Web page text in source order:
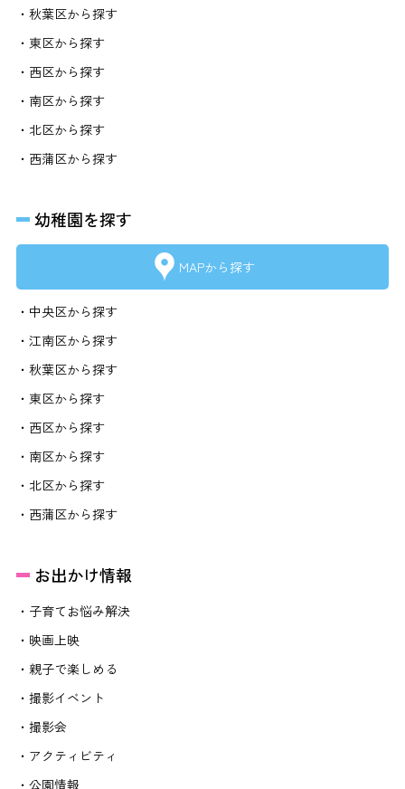
・秋葉区から探す
・東区から探す
・西区から探す
・南区から探す
・北区から探す
・西蒲区から探す
幼稚園を探す
MAPから探す
・中央区から探す
・江南区から探す
・秋葉区から探す
・東区から探す
・西区から探す
・南区から探す
・北区から探す
・西蒲区から探す
お出かけ情報
・子育てお悩み解決
・映画上映
・親子で楽しめる
・撮影イベント
・撮影会
・アクティビティ
・公園情報